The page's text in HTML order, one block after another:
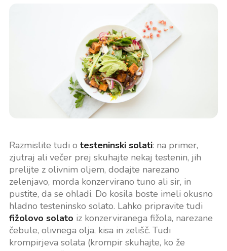
Razmislite tudi o testeninski solati: na primer,
zjutraj ali večer prej skuhajte nekaj testenin, jih
prelijte z olivnim oljem, dodajte narezano
zelenjavo, morda konzervirano tuno ali sir, in
pustite, da se ohladi. Do kosila boste imeli okusno
hladno testeninsko solato. Lahko pripravite tudi
fižolovo solato iz konzerviranega fižola, narezane
čebule, olivnega olja, kisa in zelišč. Tudi
krompirjeva solata (krompir skuhajte, ko že